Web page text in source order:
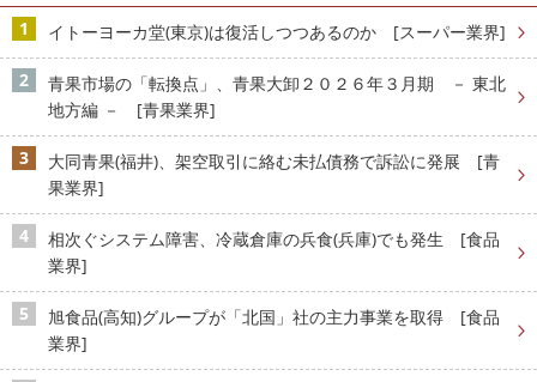
イトーヨーカ堂(東京)は復活しつつあるのか [スーパー業界]
青果市場の「転換点」、青果大卸２０２６年３月期 － 東北
地方編 － [青果業界]
大同青果(福井)、架空取引に絡む未払債務で訴訟に発展 [青
果業界]
相次ぐシステム障害、冷蔵倉庫の兵食(兵庫)でも発生 [食品
業界]
旭食品(高知)グループが「北国」社の主力事業を取得 [食品
業界]